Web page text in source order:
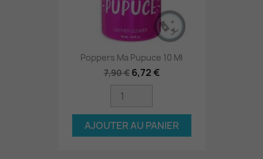
Poppers Ma Pupuce 10 Ml
7,90 € 6,72 €
AJOUTER AU PANIER